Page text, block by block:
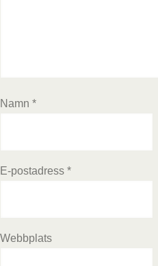
Namn *
E-postadress *
Webbplats